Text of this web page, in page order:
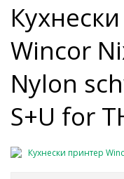
Wincor
Nylon
S+U for